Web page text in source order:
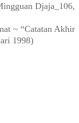
Djaja_106,
~ “Catatan Akhir
1998)